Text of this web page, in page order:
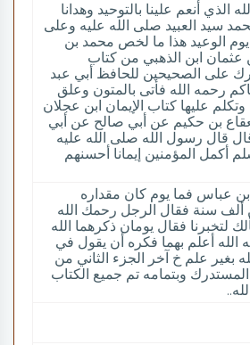
الذي أنعم علينا بالتوحيد وهدانا
سيد العبيد صلى الله عليه وعلى
يوم الوعيد هذا ما لخص محمد بن
عثمان ابن الذهبي من كتاب
على الصحيحين للحافظ أبي عبد
رحمه الله فأتى بالمتون وعلق
وتكلم عليها كتاب الإيمان ابن عجلان
بن حكيم عن أبي صالح عن أبي
قال رسول الله صلى الله عليه
أكمل المؤمنين إيمانا أحسنهم
عباس فما يوم كان مقداره
سنة فقال الرجل رحمك الله
لتخبرنا فقال يومان ذكرهما الله
الله أعلم بهما فكره أن يقول في
بغير علم خ آخر الجزء الثاني من
وبتمامه تم جميع الكتاب